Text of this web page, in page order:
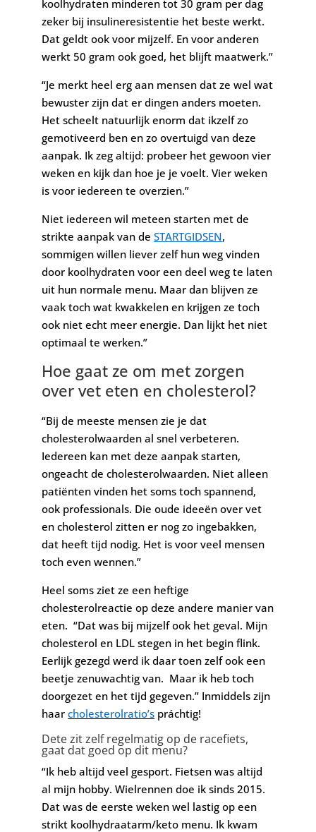
koolhydraten minderen tot 30 gram per dag
zeker bij insulineresistentie het beste werkt.
Dat geldt ook voor mijzelf. En voor anderen
werkt 50 gram ook goed, het blijft maatwerk.”
“Je merkt heel erg aan mensen dat ze wel wat
bewuster zijn dat er dingen anders moeten.
Het scheelt natuurlijk enorm dat ikzelf zo
gemotiveerd ben en zo overtuigd van deze
aanpak. Ik zeg altijd: probeer het gewoon vier
weken en kijk dan hoe je je voelt. Vier weken
is voor iedereen te overzien.”
Niet iedereen wil meteen starten met de
strikte aanpak van deSTARTGIDSEN,
sommigen willen liever zelf hun weg vinden
door koolhydraten voor een deel weg te laten
uit hun normale menu. Maar dan blijven ze
vaak toch wat kwakkelen en krijgen ze toch
ook niet echt meer energie. Dan lijkt het niet
optimaal te werken.”
Hoe gaat ze om met zorgen
over vet eten en cholesterol?
“Bij de meeste mensen zie je dat
cholesterolwaarden al snel verbeteren.
Iedereen kan met deze aanpak starten,
ongeacht de cholesterolwaarden. Niet alleen
patiënten vinden het soms toch spannend,
ook professionals. Die oude ideeën over vet
en cholesterol zitten er nog zo ingebakken,
dat heeft tijd nodig. Het is voor veel mensen
toch even wennen.”
Heel soms ziet ze een heftige
cholesterolreactie op deze andere manier van
eten. “Dat was bij mijzelf ook het geval. Mijn
cholesterol en LDL stegen in het begin flink.
Eerlijk gezegd werd ik daar toen zelf ook een
beetje zenuwachtig van. Maar ik heb toch
doorgezet en het tijd gegeven.” Inmiddels zijn
haarcholesterolratio’s práchtig!
Dete zit zelf regelmatig op de racefiets,
gaat dat goed op dit menu?
“Ik heb altijd veel gesport. Fietsen was altijd
al mijn hobby. Wielrennen doe ik sinds 2015.
Dat was de eerste weken wel lastig op een
strikt koolhydraatarm/keto menu. Ik kwam